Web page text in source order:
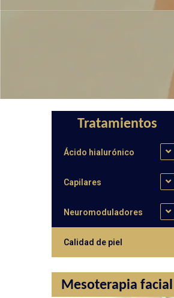
Tratamientos
Ácido hialurónico
Capilares
Neuromoduladores
Calidad de piel
Mesoterapia facial